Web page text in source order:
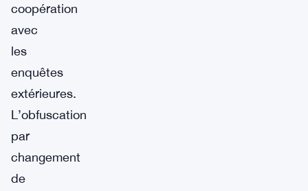
coopération
avec
les
enquêtes
extérieures.
L’obfuscation
par
changement
de